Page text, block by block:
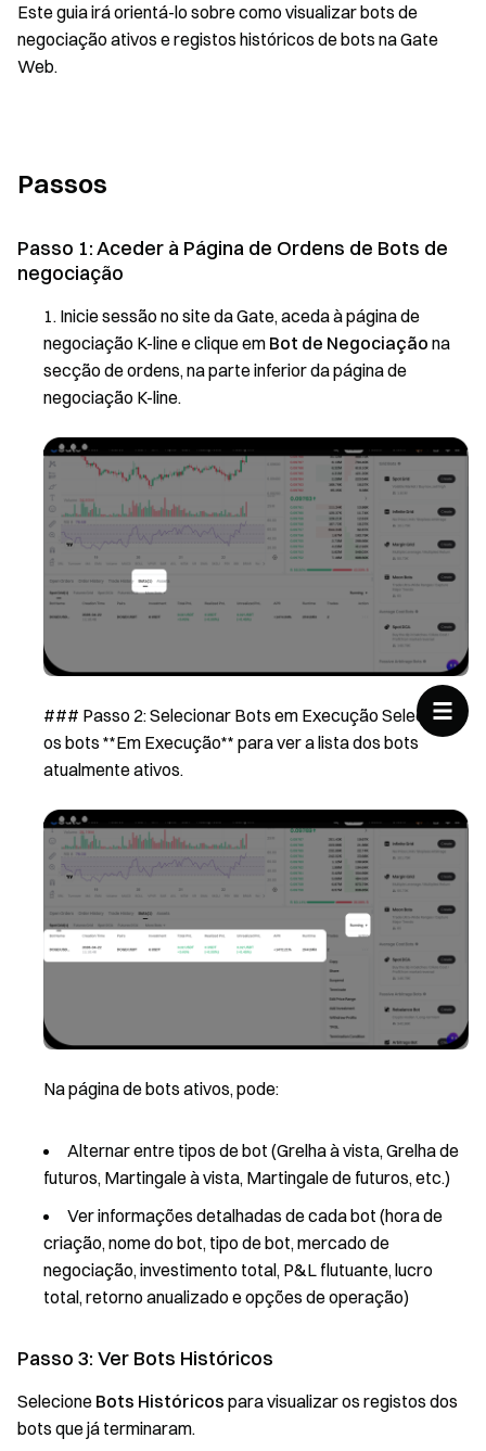
Este guia irá orientá-lo sobre como visualizar bots de
negociação ativos e registos históricos de bots na Gate
Web.
Passos
Passo 1: Aceder à Página de Ordens de Bots de
negociação
Inicie sessão no site da Gate, aceda à página de
negociação K-line e clique em Bot de Negociação na
secção de ordens, na parte inferior da página de
negociação K-line.
### Passo 2: Selecionar Bots em Execução Selecione
os bots **Em Execução** para ver a lista dos bots
atualmente ativos.
Na página de bots ativos, pode:
Alternar entre tipos de bot (Grelha à vista, Grelha de
futuros, Martingale à vista, Martingale de futuros, etc.)
Ver informações detalhadas de cada bot (hora de
criação, nome do bot, tipo de bot, mercado de
negociação, investimento total, P&L flutuante, lucro
total, retorno anualizado e opções de operação)
Passo 3: Ver Bots Históricos
Selecione Bots Históricos para visualizar os registos dos
bots que já terminaram.